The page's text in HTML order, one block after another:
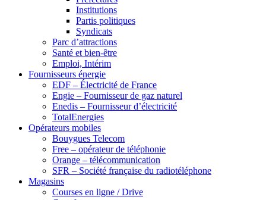
Institutions
Partis politiques
Syndicats
Parc d’attractions
Santé et bien-être
Emploi, Intérim
Fournisseurs énergie
EDF – Électricité de France
Engie – Fournisseur de gaz naturel
Enedis – Fournisseur d’électricité
TotalEnergies
Opérateurs mobiles
Bouygues Telecom
Free – opérateur de téléphonie
Orange – télécommunication
SFR – Société française du radiotéléphone
Magasins
Courses en ligne / Drive